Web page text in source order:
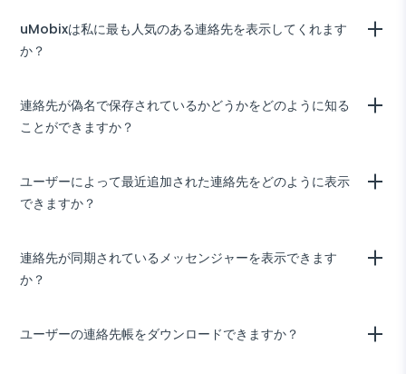
のアクティビティが監視されていることを知ることはありません。
uMobixは私に最も人気のある連絡先を表示してくれます
か？
を取り合う相手を簡単に特定できます。
連絡先が偽名で保存されているかどうかをどのように知る
ことができますか？
ザーは、同じ連絡先を時々リネームして証拠を破壊します。また、名前
の横に絵文字がある連絡先にも注意してください。
ユーザーによって最近追加された連絡先をどのように表示
できますか？
くと、最近追加された連絡先のリストが表示されます。
連絡先が同期されているメッセンジャーを表示できます
か？
ユーザーの連絡先帳をダウンロードできますか？